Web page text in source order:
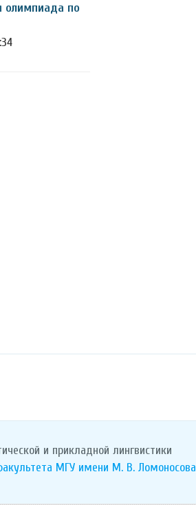
олимпиада по
и прикладной лингвистики
МГУ имени М. В. Ломоносова